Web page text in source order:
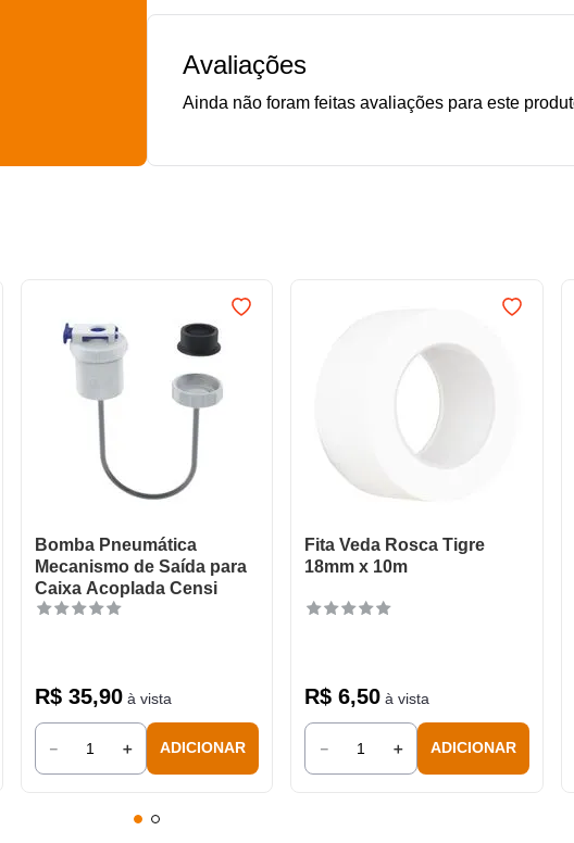
Avaliações
Bomba Pneumática
Mecanismo de Saída para
Caixa Acoplada Censi
R$ 35,90à vista
＋
－ ADICIONAR
Fita Veda Rosca Tigre
18mm x 10m
R$ 6,50 à vista
＋
－ ADICIONAR